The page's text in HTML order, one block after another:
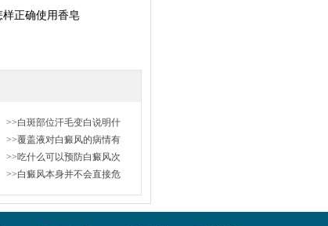
样正确使用香皂
>>白斑部位汗毛变白说明什
>>覆盖液对白癜风的病情有
>>吃什么可以预防白癜风次
>>白癜风本身并不会直接危